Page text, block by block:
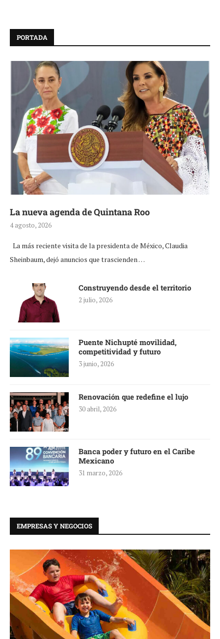
PORTADA
La nueva agenda de Quintana Roo
4 agosto, 2026
La más reciente visita de la presidenta de México, Claudia
Sheinbaum, dejó anuncios que trascienden …
Construyendo desde el territorio
2 julio, 2026
Puente Nichupté movilidad,
competitividad y futuro
3 junio, 2026
Renovación que redefine el lujo
30 abril, 2026
Banca poder y futuro en el Caribe
Mexicano
31 marzo, 2026
EMPRESAS Y NEGOCIOS